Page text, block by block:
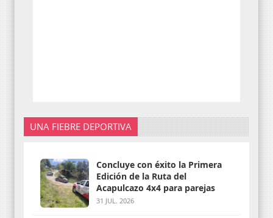
UNA FIEBRE DEPORTIVA
Concluye con éxito la Primera
Edición de la Ruta del
Acapulcazo 4x4 para parejas
31 JUL. 2026